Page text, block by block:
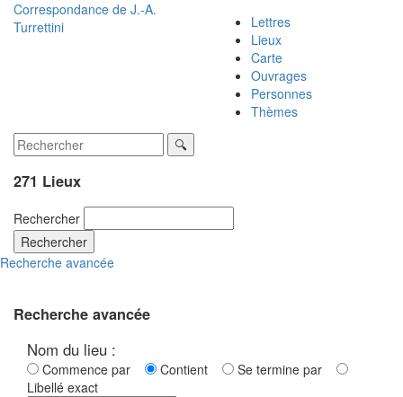
Correspondance de J.-A.
Turrettini
Lettres
Lieux
Carte
Ouvrages
Personnes
Thèmes
271 Lieux
Rechercher
Rechercher
Recherche avancée
Recherche avancée
Nom du lieu :
Commence par Contient
Se termine par
Libellé exact